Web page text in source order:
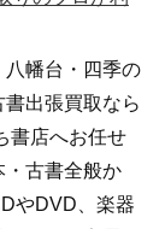
幡台・四季の
出張買取なら
書店へお任せ
古書全般か
やDVD、楽器